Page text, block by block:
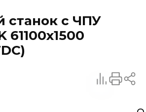
Доставка
Контакты
станок с ЧПУ
61100х1500